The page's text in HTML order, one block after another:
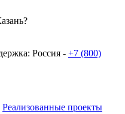
Россия - +7 (800)
Реализованные проекты